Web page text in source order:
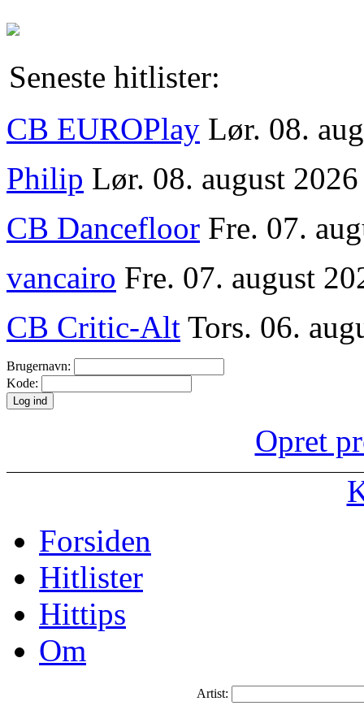
Seneste hitlister:
CB EUROPlay Lør. 08.
Philip Lør. 08. august
CB Dancefloor Fre. 07.
vancairo Fre. 07. august
CB Critic-Alt Tors. 06.
Brugernavn:
Kode:
Opret
Forsiden
Hitlister
Hittips
Om
Artist: